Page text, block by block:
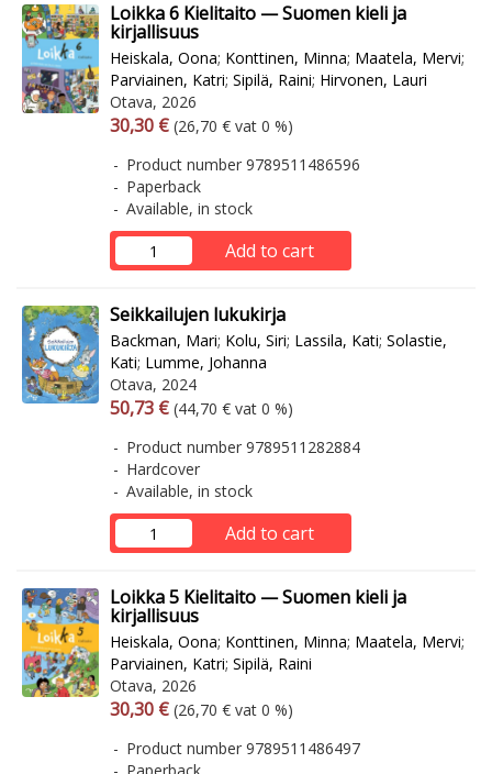
Loikka 6 Kielitaito — Suomen kieli ja
kirjallisuus
Heiskala, Oona; Konttinen, Minna; Maatela, Mervi;
Parviainen, Katri; Sipilä, Raini; Hirvonen, Lauri
Otava, 2026
Arvonlisäverollinen hinta
30,30 € Excl. vat
(26,70 € vat 0 %)
Product number 9789511486596
Paperback
Available, in stock
Add to cart
Seikkailujen lukukirja
Backman, Mari; Kolu, Siri; Lassila, Kati; Solastie,
Kati; Lumme, Johanna
Otava, 2024
Arvonlisäverollinen hinta
50,73 € Excl. vat
(44,70 € vat 0 %)
Product number 9789511282884
Hardcover
Available, in stock
Add to cart
Loikka 5 Kielitaito — Suomen kieli ja
kirjallisuus
Heiskala, Oona; Konttinen, Minna; Maatela, Mervi;
Parviainen, Katri; Sipilä, Raini
Otava, 2026
Arvonlisäverollinen hinta
30,30 € Excl. vat
(26,70 € vat 0 %)
Product number 9789511486497